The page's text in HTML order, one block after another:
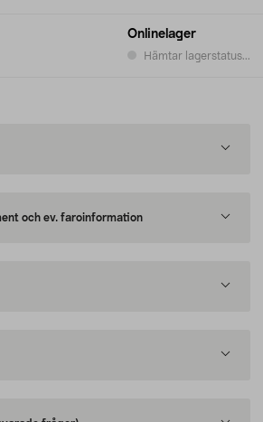
Onlinelager
Hämtar lagerstatus...
och ev. faroinformation